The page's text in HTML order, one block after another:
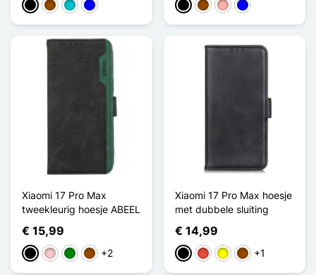
ZwartBruinTurkoois
Blauw ZwartBruinRose Goud
Blauw
Xiaomi 17 Pro Max
tweekleurig hoesje ABEEL
€ 15,99
ZwartRozeGroenBruin+2
Xiaomi 17 Pro Max hoesje
met dubbele sluiting
€ 14,99
ZwartRoodGeelBruin+1